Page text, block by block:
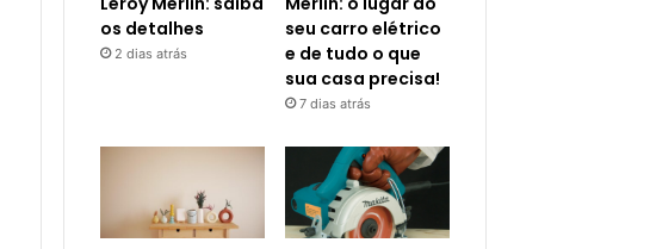
os detalhes
2 dias atrás
seu carro elétrico
e de tudo o que
sua casa precisa!
7 dias atrás